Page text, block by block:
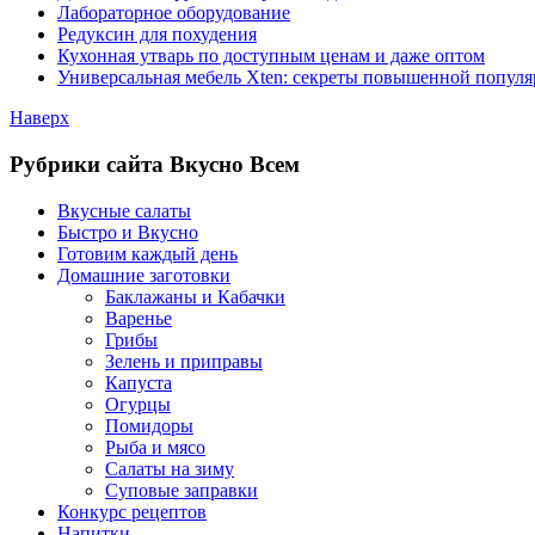
Лабораторное оборудование
Редуксин для похудения
Кухонная утварь по доступным ценам и даже оптом
Универсальная мебель Xten: секреты повышенной
Наверх
Рубрики сайта Вкусно Всем
Вкусные салаты
Быстро и Вкусно
Готовим каждый день
Домашние заготовки
Баклажаны и Кабачки
Варенье
Грибы
Зелень и приправы
Капуста
Огурцы
Помидоры
Рыба и мясо
Салаты на зиму
Суповые заправки
Конкурс рецептов